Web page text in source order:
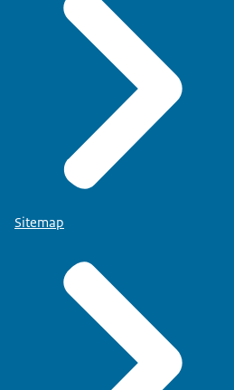
Sitemap